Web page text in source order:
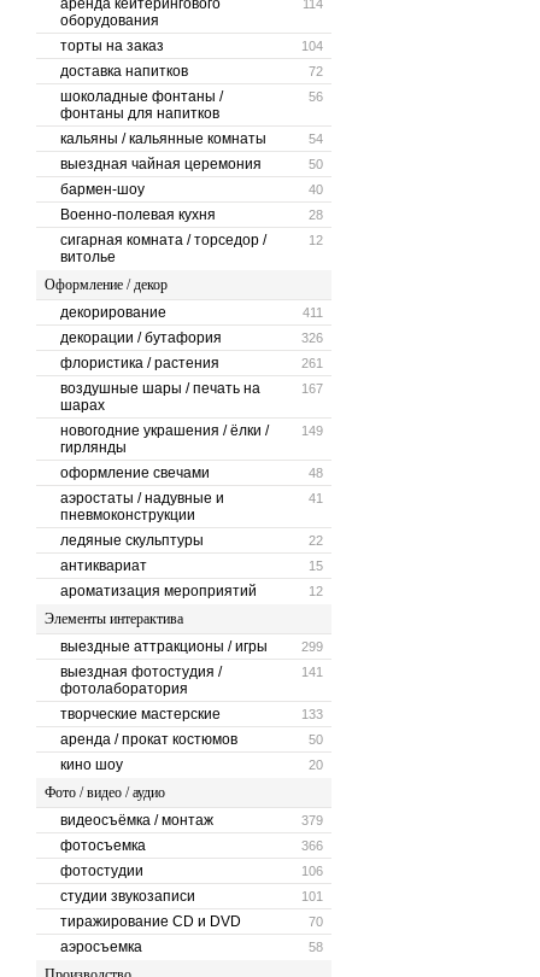
114
аренда кейтерингового
оборудования
104
торты на заказ
72
доставка напитков
56
шоколадные фонтаны /
фонтаны для напитков
54
кальяны / кальянные комнаты
50
выездная чайная церемония
40
бармен-шоу
28
Военно-полевая кухня
12
сигарная комната / торседор /
витолье
Оформление / декор
411
декорирование
326
декорации / бутафория
261
флористика / растения
167
воздушные шары / печать на
шарах
149
новогодние украшения / ёлки /
гирлянды
48
оформление свечами
41
аэростаты / надувные и
пневмоконструкции
22
ледяные скульптуры
15
антиквариат
12
ароматизация мероприятий
Элементы интерактива
299
выездные аттракционы / игры
141
выездная фотостудия /
фотолаборатория
133
творческие мастерские
50
аренда / прокат костюмов
20
кино шоу
Фото / видео / аудио
379
видеосъёмка / монтаж
366
фотосъемка
106
фотостудии
101
студии звукозаписи
70
тиражирование CD и DVD
58
аэросъемка